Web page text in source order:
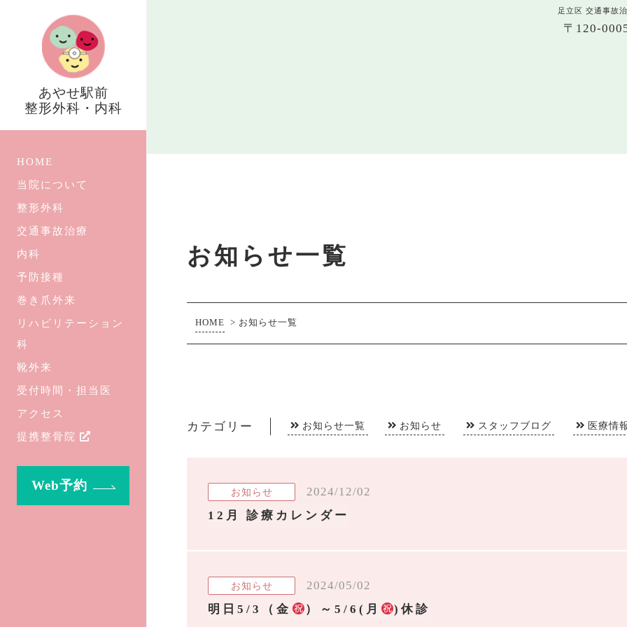
足立区 交通事故
あやせ駅前
整形外科・内科
HOME
当院について
整形外科
交通事故治療
内科
予防接種
巻き爪外来
リハビリテーション
科
靴外来
受付時間・担当医
アクセス
提携整骨院
Web予約
〒120-
お知らせ一覧
HOME > お知らせ一覧
カテゴリー お知らせ一覧 お知らせ スタッフブログ 医療情
お知らせ
2024/12/02
12月 診療カレンダー
お知らせ
2024/05/02
明日5/3（金
）～5/6(月 )休診